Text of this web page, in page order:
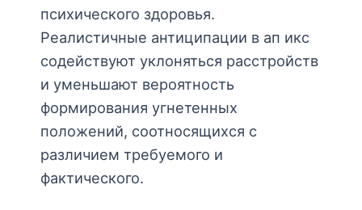
психического здоровья.
Реалистичные антиципации в ап икс
содействуют уклоняться расстройств
и уменьшают вероятность
формирования угнетенных
положений, соотносящихся с
различием требуемого и
фактического.